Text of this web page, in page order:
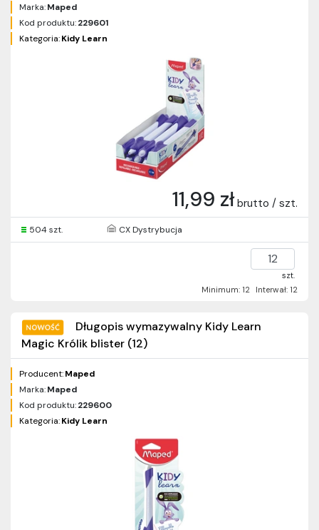
Marka:Maped
Kod produktu:229601
Kategoria:Kidy Learn
11,99 zł brutto / szt.
504 szt. CX Dystrybucja
szt.
Minimum: 12
Interwał: 12
Długopis wymazywalny Kidy Learn
Magic Królik blister (12)
Producent:Maped
Marka:Maped
Kod produktu:229600
Kategoria:Kidy Learn